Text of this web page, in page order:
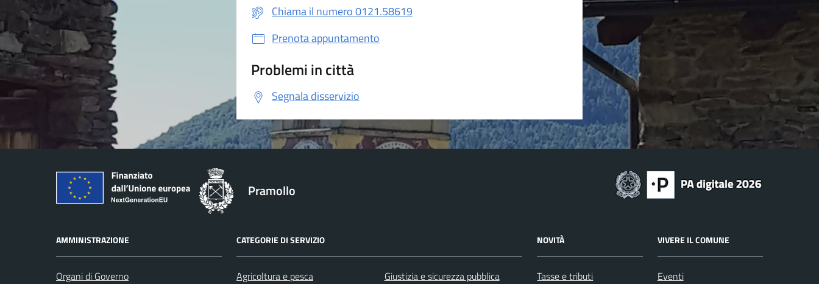
Chiama il numero 0121.58619
Prenota appuntamento
Problemi in città
Segnala disservizio
Pramollo
AMMINISTRAZIONE
Organi di Governo
CATEGORIE DI SERVIZIO
Agricoltura e pesca
Giustizia e sicurezza pubblica
NOVITÀ
Tasse e tributi
VIVERE IL COMUNE
Eventi